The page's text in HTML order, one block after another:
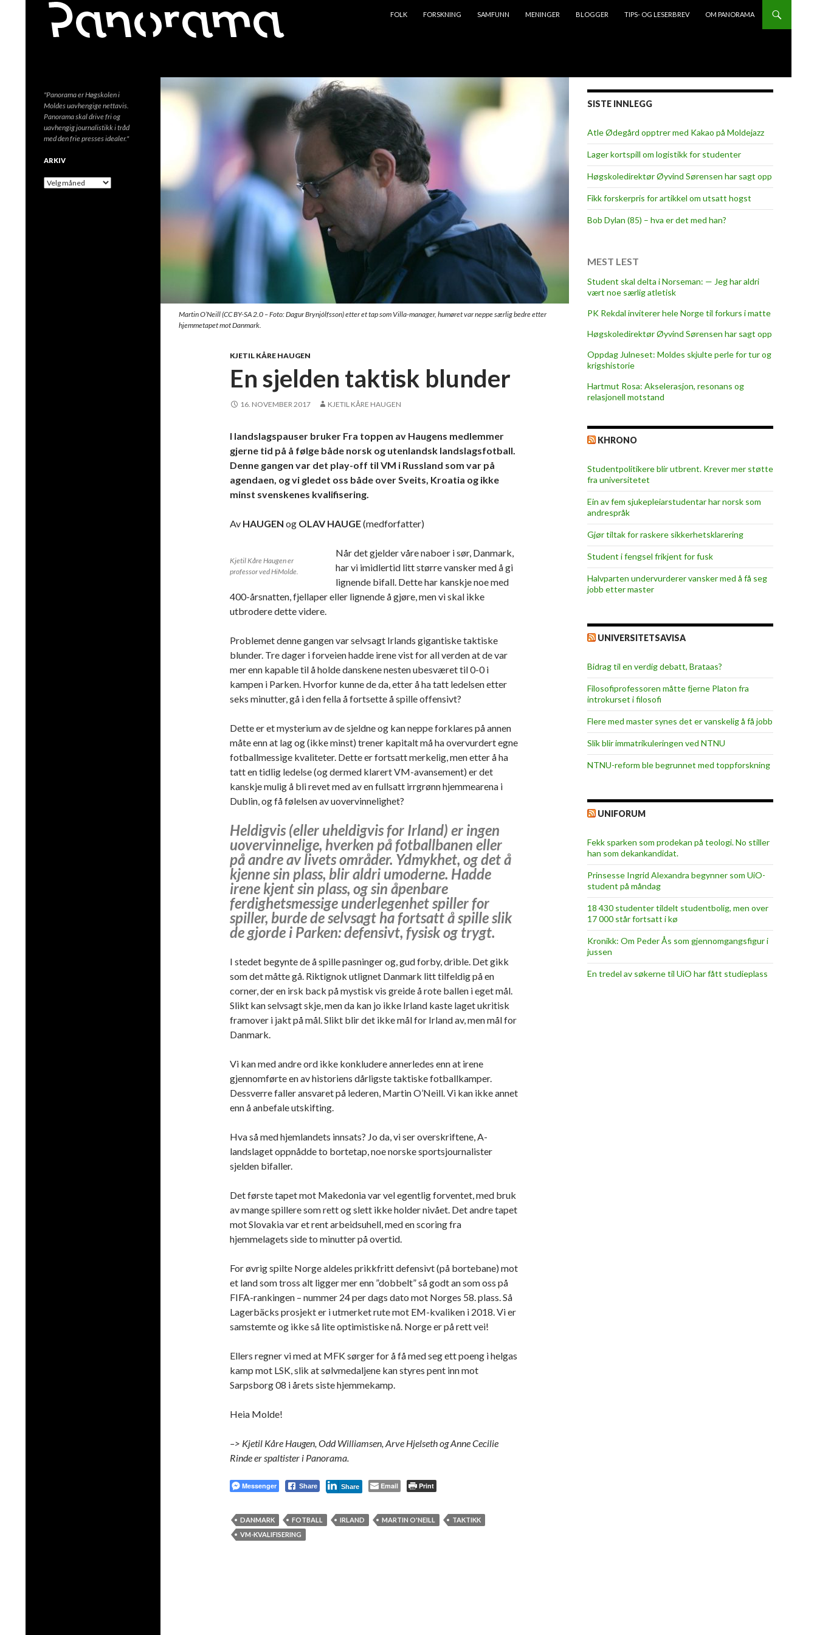
FOLK
FORSKNING SAMFUNN MENINGER BLOGGER TIPS- OG LESERBREV OM PANORAMA
Martin O’Neill (CC BY-SA 2.0 – Foto: Dagur Brynjólfsson) etter et tap som Villa-manager, humøret var neppe særlig bedre etter
hjemmetapet mot Danmark.
KJETIL KÅRE HAUGEN
En sjelden taktisk blunder
16. NOVEMBER 2017 KJETIL KÅRE HAUGEN
I landslagspauser bruker Fra toppen av Haugens medlemmer
gjerne tid på å følge både norsk og utenlandsk landslagsfotball.
Denne gangen var det play-off til VM i Russland som var på
agendaen, og vi gledet oss både over Sveits, Kroatia og ikke
minst svenskenes kvalifisering.
Av HAUGEN og OLAV HAUGE(medforfatter)
Kjetil Kåre Haugen er
professor ved HiMolde.
Når det gjelder våre naboer i sør, Danmark,
har vi imidlertid litt større vansker med å gi
lignende bifall. Dette har kanskje noe med
400-årsnatten, fjellaper eller lignende å gjøre, men vi skal ikke
utbrodere dette videre.
Problemet denne gangen var selvsagt Irlands gigantiske taktiske
blunder. Tre dager i forveien hadde irene vist for all verden at de var
mer enn kapable til å holde danskene nesten ubesværet til 0-0 i
kampen i Parken. Hvorfor kunne de da, etter å ha tatt ledelsen etter
seks minutter, gå i den fella å fortsette å spille offensivt?
Dette er et mysterium av de sjeldne og kan neppe forklares på annen
måte enn at lag og (ikke minst) trener kapitalt må ha overvurdert egne
fotballmessige kvaliteter. Dette er fortsatt merkelig, men etter å ha
tatt en tidlig ledelse (og dermed klarert VM-avansement) er det
kanskje mulig å bli revet med av en fullsatt irrgrønn hjemmearena i
Dublin, og få følelsen av uovervinnelighet?
Heldigvis (eller uheldigvis for Irland) er ingen
uovervinnelige, hverken på fotballbanen eller
på andre av livets områder. Ydmykhet, og det å
kjenne sin plass, blir aldri umoderne. Hadde
irene kjent sin plass, og sin åpenbare
ferdighetsmessige underlegenhet spiller for
spiller, burde de selvsagt ha fortsatt å spille slik
de gjorde i Parken: defensivt, fysisk og trygt.
I stedet begynte de å spille pasninger og, gud forby, drible. Det gikk
som det måtte gå. Riktignok utlignet Danmark litt tilfeldig på en
corner, der en irsk back på mystisk vis greide å rote ballen i eget mål.
Slikt kan selvsagt skje, men da kan jo ikke Irland kaste laget ukritisk
framover i jakt på mål. Slikt blir det ikke mål for Irland av, men mål for
Danmark.
Vi kan med andre ord ikke konkludere annerledes enn at irene
gjennomførte en av historiens dårligste taktiske fotballkamper.
Dessverre faller ansvaret på lederen, Martin O’Neill. Vi kan ikke annet
enn å anbefale utskifting.
Hva så med hjemlandets innsats? Jo da, vi ser overskriftene, A-
landslaget oppnådde to bortetap, noe norske sportsjournalister
sjelden bifaller.
Det første tapet mot Makedonia var vel egentlig forventet, med bruk
av mange spillere som rett og slett ikke holder nivået. Det andre tapet
mot Slovakia var et rent arbeidsuhell, med en scoring fra
hjemmelagets side to minutter på overtid.
For øvrig spilte Norge aldeles prikkfritt defensivt (på bortebane) mot
et land som tross alt ligger mer enn ”dobbelt” så godt an som oss på
FIFA-rankingen – nummer 24 per dags dato mot Norges 58. plass. Så
Lagerbäcks prosjekt er i utmerket rute mot EM-kvaliken i 2018. Vi er
samstemte og ikke så lite optimistiske nå. Norge er på rett vei!
Ellers regner vi med at MFK sørger for å få med seg ett poeng i helgas
kamp mot LSK, slik at sølvmedaljene kan styres pent inn mot
Sarpsborg 08 i årets siste hjemmekamp.
Heia Molde!
–> Kjetil Kåre Haugen, Odd Williamsen, Arve Hjelseth og Anne Cecilie
Rinde er spaltister i Panorama.
Messenger Share Share Email Print
DANMARK FOTBALL IRLAND MARTIN O'NEILL
TAKTIKK
VM-KVALIFISERING
SISTE INNLEGG
Atle Ødegård opptrer med Kakao på Moldejazz
Lager kortspill om logistikk for studenter
Høgskoledirektør Øyvind Sørensen har sagt opp
Fikk forskerpris for artikkel om utsatt hogst
Bob Dylan (85) – hva er det med han?
MEST LEST
Student skal delta i Norseman: — Jeg har aldri
vært noe særlig atletisk
PK Rekdal inviterer hele Norge til forkurs i matte
Høgskoledirektør Øyvind Sørensen har sagt opp
Oppdag Julneset: Moldes skjulte perle for tur og
krigshistorie
Hartmut Rosa: Akselerasjon, resonans og
relasjonell motstand
KHRONO
Studentpolitikere blir utbrent. Krever mer støtte
fra universitetet
Ein av fem sjukepleiar­studentar har norsk som
andrespråk
Gjør tiltak for raskere sikkerhets­klarering
Student i fengsel frikjent for fusk
Halvparten undervurderer vansker med å få seg
jobb etter master
UNIVERSITETSAVISA
Bidrag til en verdig debatt, Brataas?
Filosofiprofessoren måtte fjerne Platon fra
introkurset i filosofi
Flere med master synes det er vanskelig å få jobb
Slik blir immatrikuleringen ved NTNU
NTNU-reform ble begrunnet med toppforskning
UNIFORUM
Fekk sparken som prodekan på teologi. No stiller
han som dekankandidat.
Prinsesse Ingrid Alexandra begynner som UiO-
student på måndag
18 430 studenter tildelt studentbolig, men over
17 000 står fortsatt i kø
Kronikk: Om Peder Ås som gjennomgangsfigur i
jussen
En tredel av søkerne til UiO har fått studieplass
"Panorama er Høgskolen i
Moldes uavhengige nettavis.
Panorama skal drive fri og
uavhengig journalistikk i tråd
med den frie presses idealer."
ARKIV
A